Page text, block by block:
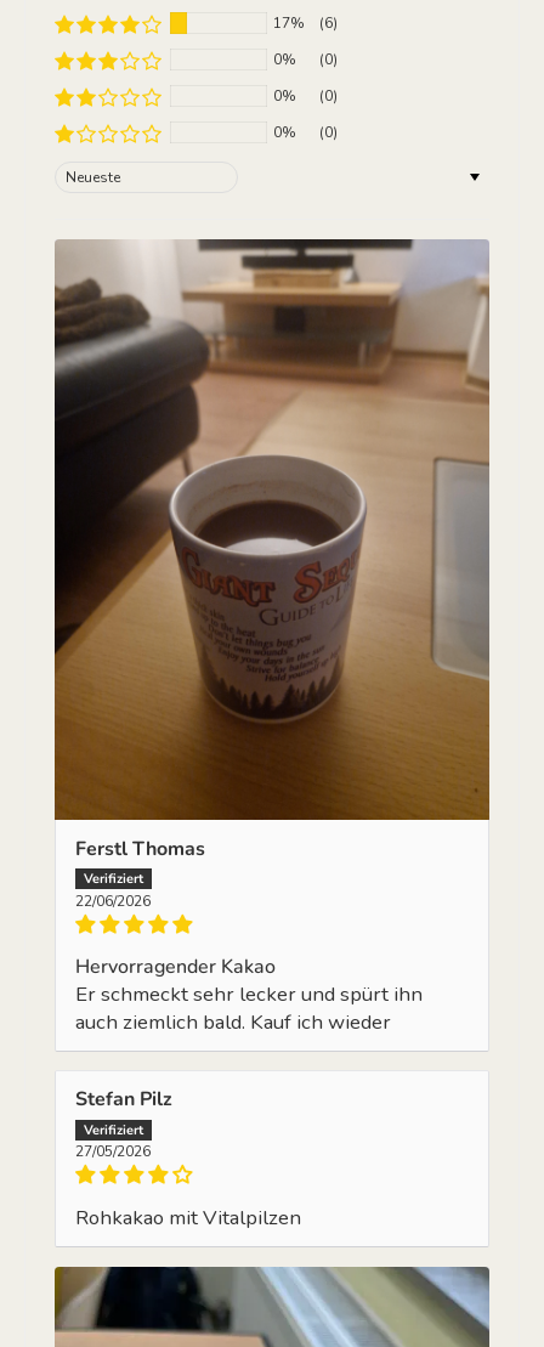
17%
(6)
0%
(0)
0%
(0)
0%
(0)
Sort by
Ferstl Thomas
22/06/2026
Hervorragender Kakao
Er schmeckt sehr lecker und spürt ihn
auch ziemlich bald. Kauf ich wieder
Stefan Pilz
27/05/2026
Rohkakao mit Vitalpilzen